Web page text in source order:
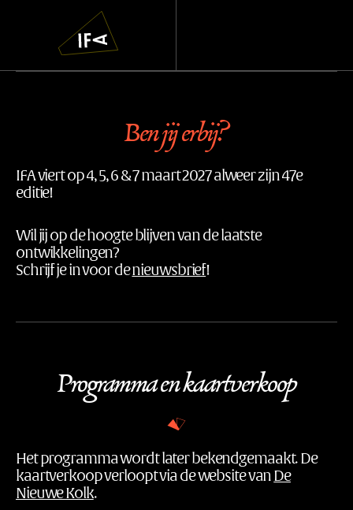
Navigatie
overslaan
Ben jij erbij?
IFA viert op 4, 5, 6 & 7 maart 2027 alweer zijn 47e
editie!
Wil jij op de hoogte blijven van de laatste
ontwikkelingen?
Schrijf je in voor denieuwsbrief!
Programma en kaartverkoop
Het programma wordt later bekendgemaakt. De
kaartverkoop verloopt via de website van De
Nieuwe Kolk.